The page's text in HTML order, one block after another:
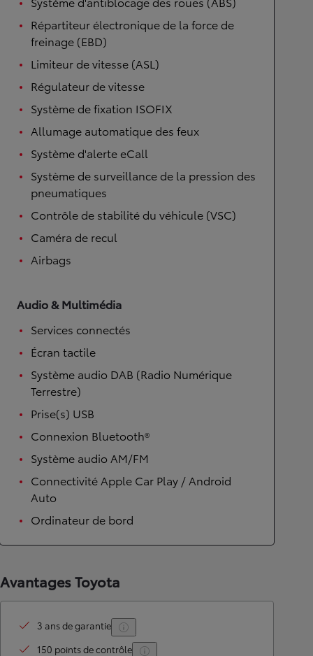
Répartiteur électronique de la force de
freinage (EBD)
Limiteur de vitesse (ASL)
Régulateur de vitesse
Système de fixation ISOFIX
Allumage automatique des feux
Système d'alerte eCall
Système de surveillance de la pression des
pneumatiques
Contrôle de stabilité du véhicule (VSC)
Caméra de recul
Airbags
Audio & Multimédia
Services connectés
Écran tactile
Système audio DAB (Radio Numérique
Terrestre)
Prise(s) USB
Connexion Bluetooth®
Système audio AM/FM
Connectivité Apple Car Play / Android
Auto
Ordinateur de bord
Avantages Toyota
3 ans de garantie
150 points de contrôle